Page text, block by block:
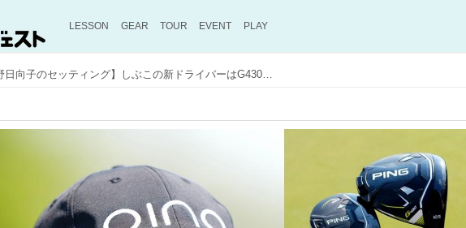
LESSON GEAR TOUR EVENT PLAY
【渋野日向子のセッティング】しぶこの新ドライバーはG430MAXの10.5度。弾道の高さとスピン量が理想的!